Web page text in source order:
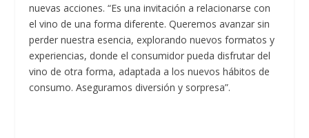
nuevas acciones. “Es una invitación a relacionarse con
el vino de una forma diferente. Queremos avanzar sin
perder nuestra esencia, explorando nuevos formatos y
experiencias, donde el consumidor pueda disfrutar del
vino de otra forma, adaptada a los nuevos hábitos de
consumo. Aseguramos diversión y sorpresa”.